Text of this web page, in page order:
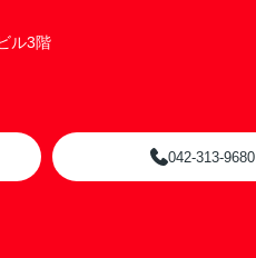
ル3階
042-313-9680